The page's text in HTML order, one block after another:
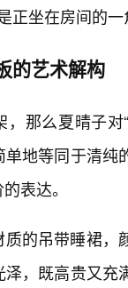
正坐在房间的
的艺术解构
，那么夏晴子
地等同于清
表达。
的吊带睡裙，
，既高贵又